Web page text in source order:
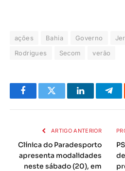
ações Bahia Governo
Rodrigues
Secom verão
FacebookTwitter LinkedIn
ARTIGO ANTERIOR
Clínica do Paradesporto
apresenta modalidades
neste sábado (20), em